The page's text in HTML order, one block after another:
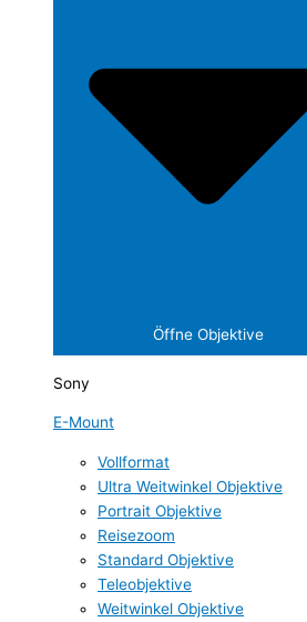
Öffne Objektive
Sony
E-Mount
Vollformat
Ultra Weitwinkel Objektive
Portrait Objektive
Reisezoom
Standard Objektive
Teleobjektive
Weitwinkel Objektive